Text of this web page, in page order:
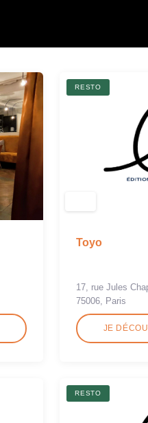
RESTO
Toyo
17, rue Jules
75006, Paris
JE
RESTO